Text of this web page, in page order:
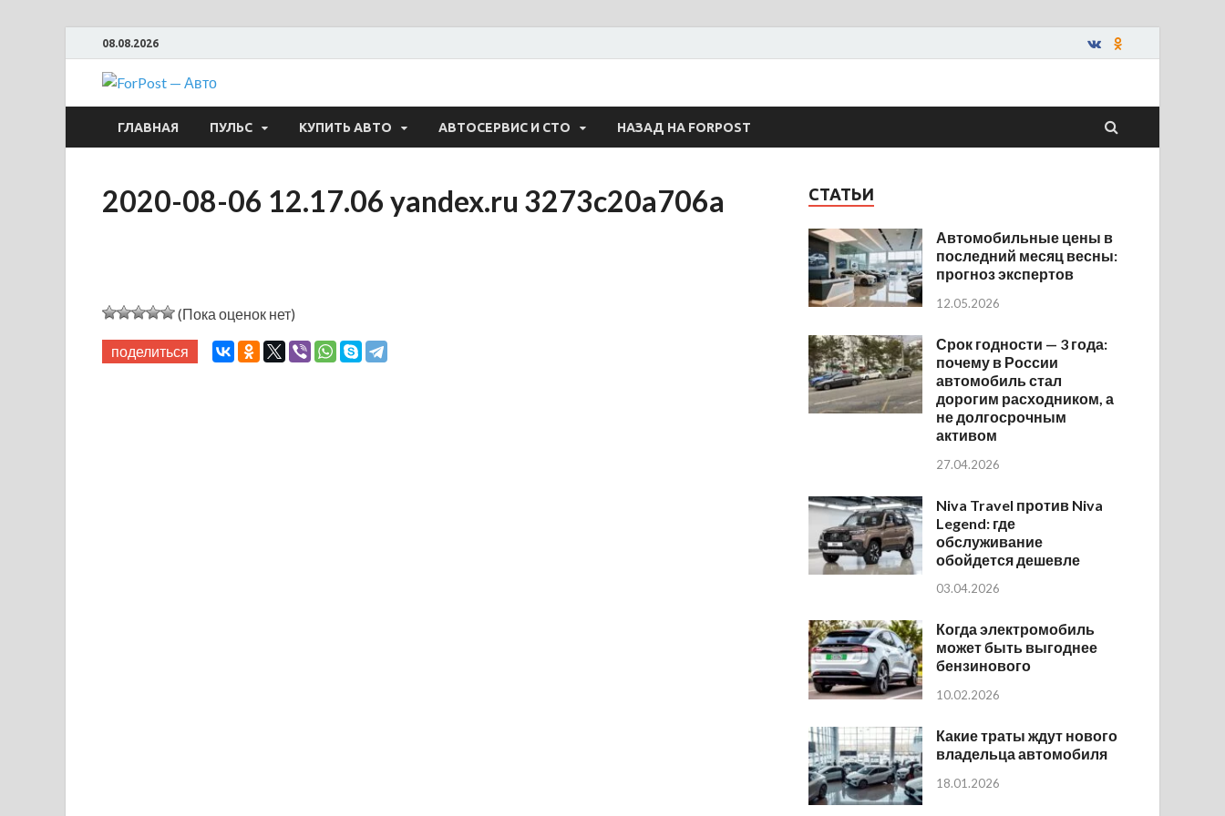
08.08.2026
ForPost — Авто
ГЛАВНАЯ ПУЛЬС КУПИТЬ АВТО АВТОСЕРВИС И СТО НАЗАД НА FORPOST
2020-08-06 12.17.06 yandex.ru 3273c20a706a
(Пока оценок нет)
поделиться
СТАТЬИ
Автомобильные цены в
последний месяц весны:
прогноз экспертов
12.05.2026
Срок годности — 3 года:
почему в России
автомобиль стал
дорогим расходником, а
не долгосрочным
активом
27.04.2026
Niva Travel против Niva
Legend: где
обслуживание
обойдется дешевле
03.04.2026
Когда электромобиль
может быть выгоднее
бензинового
10.02.2026
Какие траты ждут нового
владельца автомобиля
18.01.2026